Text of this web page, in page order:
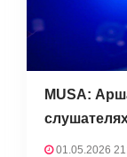
MUSA:
01.05.2026